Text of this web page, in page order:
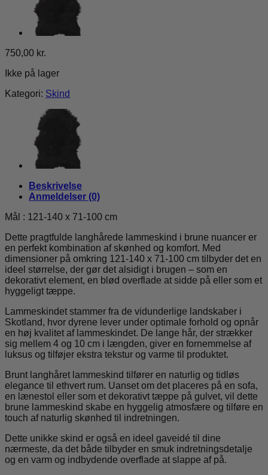
750,00 kr.
Ikke på lager
Kategori: Skind
Beskrivelse
Anmeldelser (0)
Mål : 121-140 x 71-100 cm
Dette pragtfulde langhårede lammeskind i brune nuancer er
en perfekt kombination af skønhed og komfort. Med
dimensioner på omkring 121-140 x 71-100 cm tilbyder det en
ideel størrelse, der gør det alsidigt i brugen – som en
dekorativt element, en blød overflade at sidde på eller som et
hyggeligt tæppe.
Lammeskindet stammer fra de vidunderlige landskaber i
Skotland, hvor dyrene lever under optimale forhold og opnår
en høj kvalitet af lammeskindet. De lange hår, der strækker
sig mellem 4 og 10 cm i længden, giver en fornemmelse af
luksus og tilføjer ekstra tekstur og varme til produktet.
Brunt langhåret lammeskind tilfører en naturlig og tidløs
elegance til ethvert rum. Uanset om det placeres på en sofa,
en lænestol eller som et dekorativt tæppe på gulvet, vil dette
brune lammeskind skabe en hyggelig atmosfære og tilføre en
touch af naturlig skønhed til indretningen.
Dette unikke skind er også en ideel gaveidé til dine
nærmeste, da det både tilbyder en smuk indretningsdetalje
og en varm og indbydende overflade at slappe af på.